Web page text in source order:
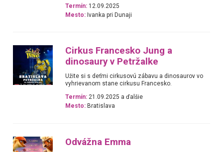
Termín: 12.09.2025
Mesto: Ivanka pri Dunaji
Cirkus Francesko Jung a
dinosaury v Petržalke
Užite si s deťmi cirkusovú zábavu a dinosaurov vo
vyhrievanom stane cirkusu Francesko.
Termín: 21.09.2025 a ďalšie
Mesto: Bratislava
Odvážna Emma